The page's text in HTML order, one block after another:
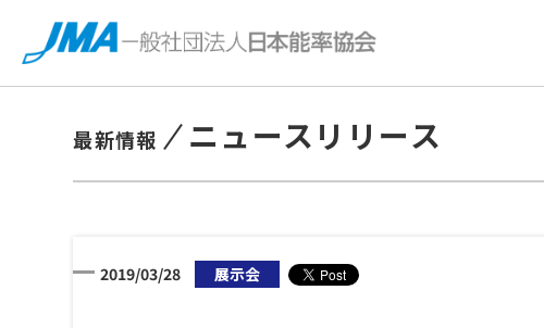
最新情報 ニュースリリース
2019/03/28 展示会